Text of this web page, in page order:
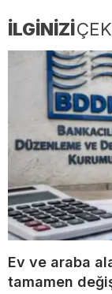
İLGİNİZİ
Ev ve araba
tamamen